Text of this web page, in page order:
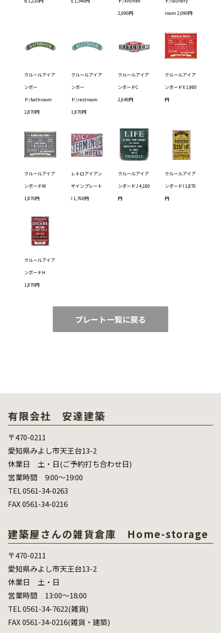
2,090円
room 2,090円
クルールアイア
ンボー
ド/bathroom
1,870円
クルールアイア
ンボー
ド/restroom
1,870円
クルールアイア
ンボードC
2,640円
クルールアイア
ンボードX 1,980
円
クルールアイア
ンボードW
1,870円
レトロアイアン
サインプレート
I 1,760円
クルールアイア
ンボードJ 4,180
円
クルールアイア
ンボードI 1,870
円
クルールアイア
ンボードH
1,870円
プレート一覧に戻る
有限会社 安達建築
〒470-0211
愛知県みよし市天王台13-2
休業日 土・日(ご予約打ち合わせ日)
営業時間 9:00～19:00
TEL 0561-34-0263
FAX 0561-34-0216
建築屋さんの雑貨倉庫 Home-storage
〒470-0211
愛知県みよし市天王台13-2
休業日 土・日
営業時間 13:00～18:00
TEL 0561-34-7622(雑貨)
FAX 0561-34-0216(雑貨・建築)